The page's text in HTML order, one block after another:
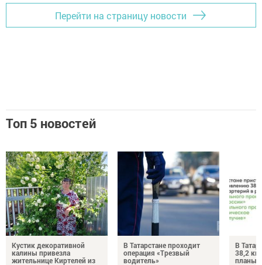
Перейти на страницу новости
Топ 5 новостей
Кустик декоративной
калины привезла
жительнице Киртелей из
В Татарстане проходит
операция «Трезвый
водитель»
В
38,2 км
планы